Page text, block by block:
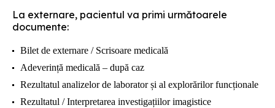
La externare, pacientul va primi următoarele
documente:
Bilet de externare / Scrisoare medicală
Adeverință medicală – după caz
Rezultatul analizelor de laborator și al explorărilor funcționale
Rezultatul / Interpretarea investigațiilor imagistice